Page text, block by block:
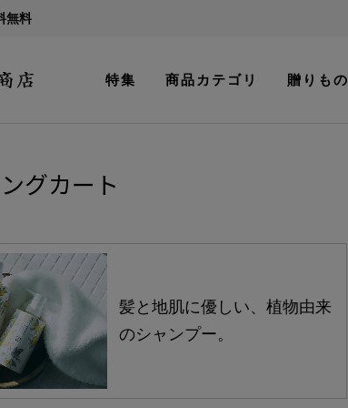
無料
特集 商品カテゴリ 贈りもの
グカート
髪と地肌に優しい、植物由来
のシャンプー。